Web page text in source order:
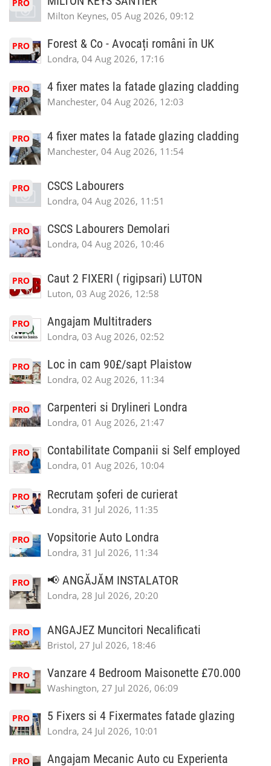
PRO
Milton Keynes, 05 Aug 2026, 09:12
PRO Forest & Co - Avocați români în UK
Londra, 04 Aug 2026, 17:16
PRO 4 fixer mates la fatade glazing cladding
Manchester, 04 Aug 2026, 12:03
PRO 4 fixer mates la fatade glazing cladding
Manchester, 04 Aug 2026, 11:54
PRO CSCS Labourers
Londra, 04 Aug 2026, 11:51
PRO CSCS Labourers Demolari
Londra, 04 Aug 2026, 10:46
PRO Caut 2 FIXERI ( rigipsari) LUTON
Luton, 03 Aug 2026, 12:58
PRO Angajam Multitraders
Londra, 03 Aug 2026, 02:52
PRO Loc in cam 90£/sapt Plaistow
Londra, 02 Aug 2026, 11:34
PRO Carpenteri si Drylineri Londra
Londra, 01 Aug 2026, 21:47
PRO Contabilitate Companii si Self employed
Londra, 01 Aug 2026, 10:04
PRO Recrutam șoferi de curierat
Londra, 31 Jul 2026, 11:35
PRO Vopsitorie Auto Londra
Londra, 31 Jul 2026, 11:34
PRO 📢 ANGĂJĂM INSTALATOR
Londra, 28 Jul 2026, 20:20
PRO ANGAJEZ Muncitori Necalificati
Bristol, 27 Jul 2026, 18:46
PRO Vanzare 4 Bedroom Maisonette £70.000
Washington, 27 Jul 2026, 06:09
PRO 5 Fixers si 4 Fixermates fatade glazing
Londra, 24 Jul 2026, 10:01
PRO Angajam Mecanic Auto cu Experienta